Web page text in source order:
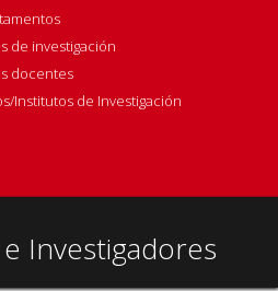
de investigación
docentes
Institutos de Investigación
Investigadores